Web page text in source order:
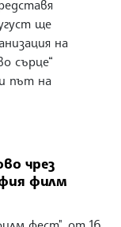
ще
на
сърце“
път на
чрез
филм